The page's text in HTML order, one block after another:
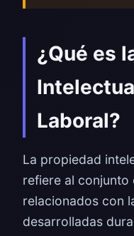
¿Qué es
Laboral?
La propiedad
refiere al
relacionados con
desarrolladas